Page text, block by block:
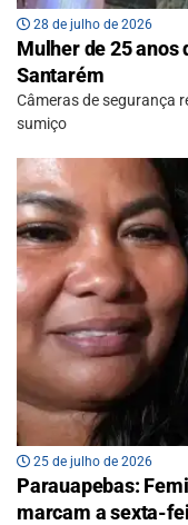
28 de julho de 2026
Mulher de 25 anos
Santarém
Câmeras de segurança
sumiço
25 de julho de 2026
Parauapebas:
marcam a sexta-